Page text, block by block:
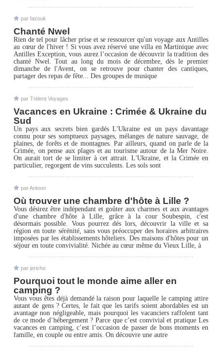
par fazouk
Chanté Nwel
Rien de tel pour lâcher prise et se ressourcer qu'un voyage aux Antilles
au cœur de l'hiver ! Si vous avez réservé une villa en Martinique avec
Antilles Exception, vous aurez l’occasion de découvrir la tradition des
chanté Nwel. Tout au long du mois de décembre, dès le premier
dimanche de l'Avent, on se retrouve pour chanter des cantiques,
partager des repas de fête... Des groupes de musique
par Trident Voyages
Vacances en Ukraine : Crimée & Ukraine du
Sud
Un pays aux secrets bien gardés L'Ukraine est un pays davantage
connu pour ses somptueux paysages, mélanges de nature sauvage, de
plaines, de forêts et de montagnes. Par ailleurs, quand on parle de la
Crimée, on pense aux plages et au tourisme autour de la Mer Noire.
On aurait tort de se limiter à cet attrait. L'Ukraine, et la Crimée en
particulier, regorgent de vins succulents. Les sols sont
par Antoon
Où trouver une chambre d'hôte à Lille ?
Vous désirez être indépendant et goûter aux charmes et aux avantages
d'une chambre d'hôte à Lille, grâce à la cour Soubespin, c'est
désormais possible. Vous pourrez dés lors, découvrir la ville et sa
région en toute sérénité, sans vous préoccuper des horaires arbitraires
imposées par les établissements hôteliers. Des maisons d'hôtes pour un
séjour en toute convivialité. Nichée au cœur même du Vieux Lille, à
par jericho
Pourquoi tout le monde aime aller en
camping ?
Vous vous êtes déjà demandé la raison pour laquelle le camping attire
autant de gens ? Certes, le fait que les tarifs soient abordables est un
avantage non négligeable, mais pourquoi les vacanciers raffolent tant
de ce mode d’hébergement ? Parce que c’est convivial et pratique Les
vacances en camping, c’est l’occasion de passer de bons moments en
famille, en couple ou entre amis. On découvre une autre